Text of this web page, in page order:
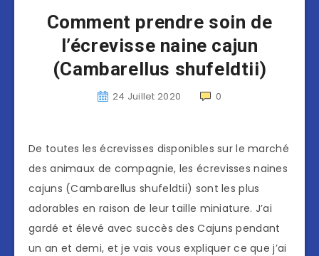
Comment prendre soin de
l’écrevisse naine cajun
(Cambarellus shufeldtii)
24 Juillet 2020 0
De toutes les écrevisses disponibles sur le marché
des animaux de compagnie, les écrevisses naines
cajuns (Cambarellus shufeldtii) sont les plus
adorables en raison de leur taille miniature. J’ai
gardé et élevé avec succès des Cajuns pendant
un an et demi, et je vais vous expliquer ce que j’ai